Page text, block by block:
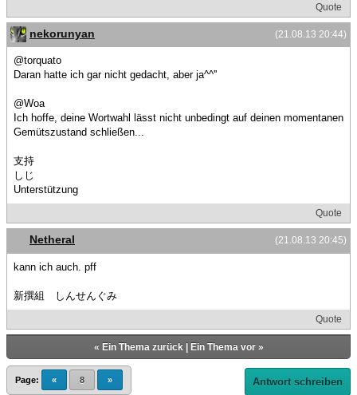
Quote
(21.08.13 20:44)
nekorunyan
@torquato
Daran hatte ich gar nicht gedacht, aber ja^^''
@Woa
Ich hoffe, deine Wortwahl lässt nicht unbedingt auf deinen momentanen
Gemütszustand schließen...
支持
しじ
Unterstützung
Quote
(21.08.13 20:45)
Netheral
kann ich auch. pff
新撰組 しんせんぐみ
Quote
« Ein Thema zurück| Ein Thema vor»
Page: « 8 » Antwort schreiben